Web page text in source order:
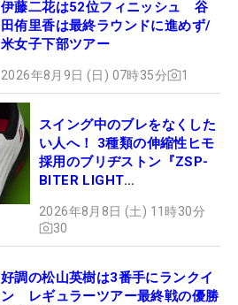
伊藤二花は52位フィニッシュ 谷
田侑里香は最終ラウンドに進めず/
米女子下部ツアー
2026年8月9日 (日) 07時35分 1
スイング中のブレをなくした
い人へ！ 3種類の伸縮性ヒモ
採用のブリヂストン『ZSP-
BITER LIGHT
ュー
2026年8月8日 (土) 11時30分
30
好調の松山英樹は3番手にランクイ
ン レギュラーツアー最終戦の優勝